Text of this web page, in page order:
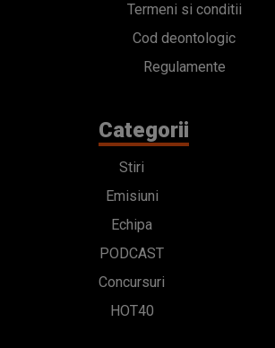
Termeni si conditii
Cod deontologic
Regulamente
Categorii
Stiri
Emisiuni
Echipa
PODCAST
Concursuri
HOT40